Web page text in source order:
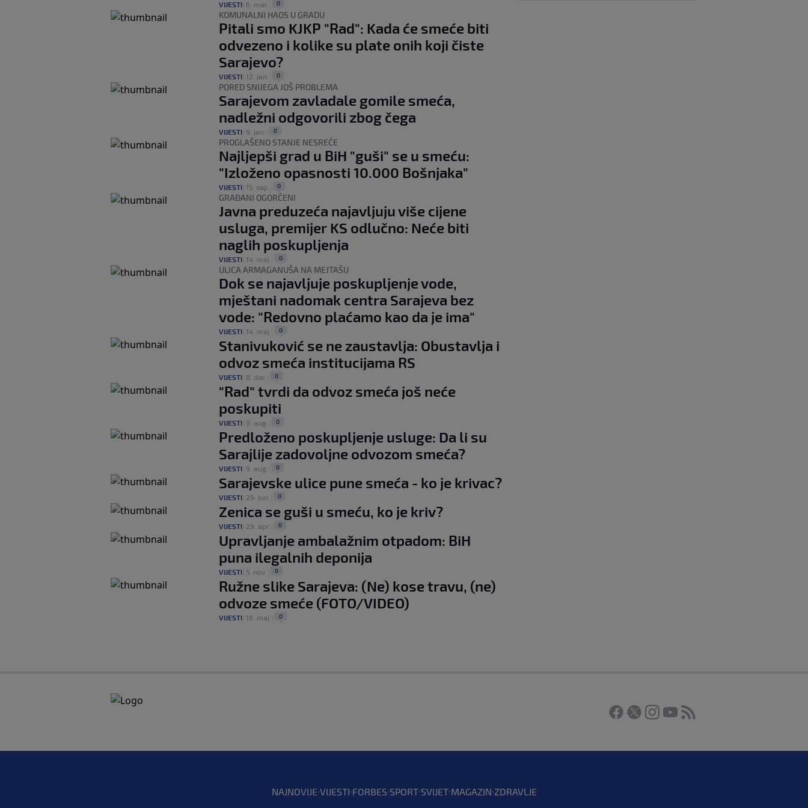
VIJESTI 6. mar. 0
KOMUNALNI HAOS U GRADU
Pitali smo KJKP "Rad": Kada će smeće biti
odvezeno i kolike su plate onih koji čiste
Sarajevo?
VIJESTI 12. jan. 0
PORED SNIJEGA JOŠ PROBLEMA
Sarajevom zavladale gomile smeća,
nadležni odgovorili zbog čega
VIJESTI 9. jan. 0
PROGLAŠENO STANJE NESREĆE
Najljepši grad u BiH "guši" se u smeću:
"Izloženo opasnosti 10.000 Bošnjaka"
VIJESTI 15. sep. 0
GRAĐANI OGORČENI
Javna preduzeća najavljuju više cijene
usluga, premijer KS odlučno: Neće biti
naglih poskupljenja
VIJESTI 14. maj. 0
ULICA ARMAGANUŠA NA MEJTAŠU
Dok se najavljuje poskupljenje vode,
mještani nadomak centra Sarajeva bez
vode: "Redovno plaćamo kao da je ima"
VIJESTI 14. maj. 0
Stanivuković se ne zaustavlja: Obustavlja i
odvoz smeća institucijama RS
VIJESTI 8. dec. 0
"Rad" tvrdi da odvoz smeća još neće
poskupiti
VIJESTI 9. aug. 0
Predloženo poskupljenje usluge: Da li su
Sarajlije zadovoljne odvozom smeća?
VIJESTI 9. aug. 0
Sarajevske ulice pune smeća - ko je krivac?
VIJESTI 29. jun. 0
Zenica se guši u smeću, ko je kriv?
VIJESTI 29. apr. 0
Upravljanje ambalažnim otpadom: BiH
puna ilegalnih deponija
VIJESTI 5. nov. 0
Ružne slike Sarajeva: (Ne) kose travu, (ne)
odvoze smeće (FOTO/VIDEO)
VIJESTI 16. maj. 0
NAJNOVIJE VIJESTI FORBES SPORT SVIJET MAGAZIN ZDRAVLJE